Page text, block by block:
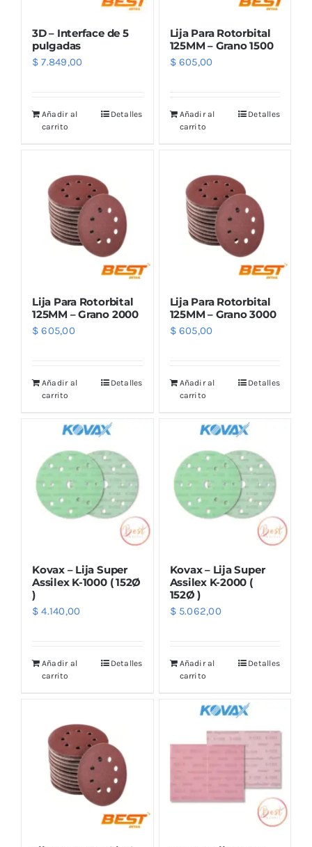
3D – Interface de 5
pulgadas
$ 7.849,00
Añadir al
carrito
Detalles
Lija Para Rotorbital
125MM – Grano 1500
$605,00
Añadir al
carrito
Detalles
Lija Para Rotorbital
125MM – Grano 2000
$ 605,00
Añadir al
carrito
Detalles
Lija Para Rotorbital
125MM – Grano 3000
$605,00
Añadir al
carrito
Detalles
Kovax – Lija Super
Assilex K-1000 ( 152Ø
)
$ 4.140,00
Añadir al
carrito
Detalles
Kovax – Lija Super
Assilex K-2000 (
152Ø )
$5.062,00
Añadir al
carrito
Detalles